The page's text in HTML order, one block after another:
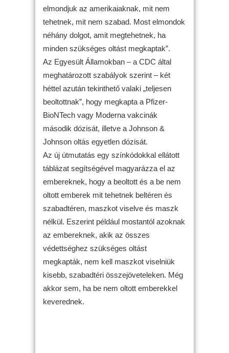
elmondjuk az amerikaiaknak, mit nem
tehetnek, mit nem szabad. Most elmondok
néhány dolgot, amit megtehetnek, ha
minden szükséges oltást megkaptak”.
Az Egyesült Államokban – a CDC által
meghatározott szabályok szerint – két
héttel azután tekinthető valaki „teljesen
beoltottnak”, hogy megkapta a Pfizer-
BioNTech vagy Moderna vakcinák
második dózisát, illetve a Johnson &
Johnson oltás egyetlen dózisát.
Az új útmutatás egy színkódokkal ellátott
táblázat segítségével magyarázza el az
embereknek, hogy a beoltott és a be nem
oltott emberek mit tehetnek beltéren és
szabadtéren, maszkot viselve és maszk
nélkül. Eszerint például mostantól azoknak
az embereknek, akik az összes
védettséghez szükséges oltást
megkapták, nem kell maszkot viselniük
kisebb, szabadtéri összejöveteleken. Még
akkor sem, ha be nem oltott emberekkel
keverednek.